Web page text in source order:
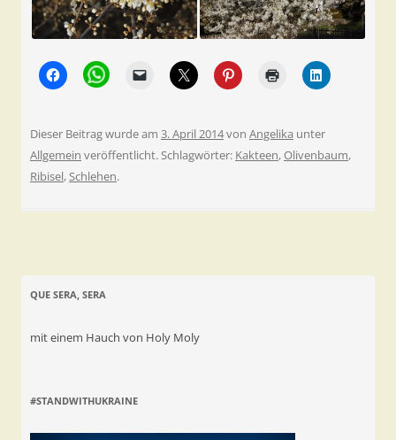
Dieser Beitrag wurde am 3. April 2014von Angelika unter
Allgemein veröffentlicht. Schlagwörter: Kakteen,Olivenbaum,
Ribisel,Schlehen.
QUE SERA, SERA
mit einem Hauch von Holy Moly
#STANDWITHUKRAINE